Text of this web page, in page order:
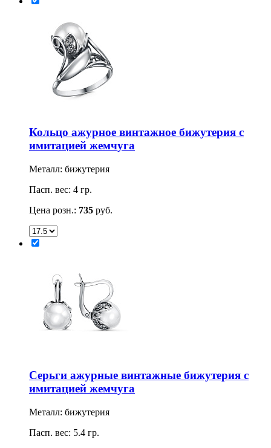
Кольцо ажурное винтажное бижутерия с
имитацией жемчуга
Металл: бижутерия
Пасп. вес: 4 гр.
Цена розн.: 735 руб.
Серьги ажурные винтажные бижутерия с
имитацией жемчуга
Металл: бижутерия
Пасп. вес: 5.4 гр.